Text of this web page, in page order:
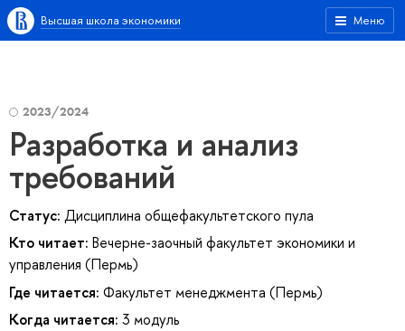
Меню
Высшая школа экономики
2023/2024
Разработка и анализ
требований
Статус: Дисциплина общефакультетского пула
Кто читает: Вечерне-заочный факультет экономики и
управления (Пермь)
Где читается: Факультет менеджмента (Пермь)
Когда читается: 3 модуль